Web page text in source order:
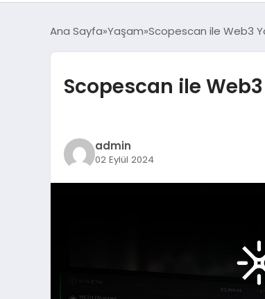
Ana Sayfa Yaşam Scopescan ile Web3
Scopescan ile
admin
02 Eylül 2024